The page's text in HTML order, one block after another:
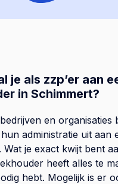
je als zzp’er aan
in Schimmert?
en organisaties
administratie uit aan
Wat je exact kwijt bent
heeft alles te
hebt. Mogelijk is er